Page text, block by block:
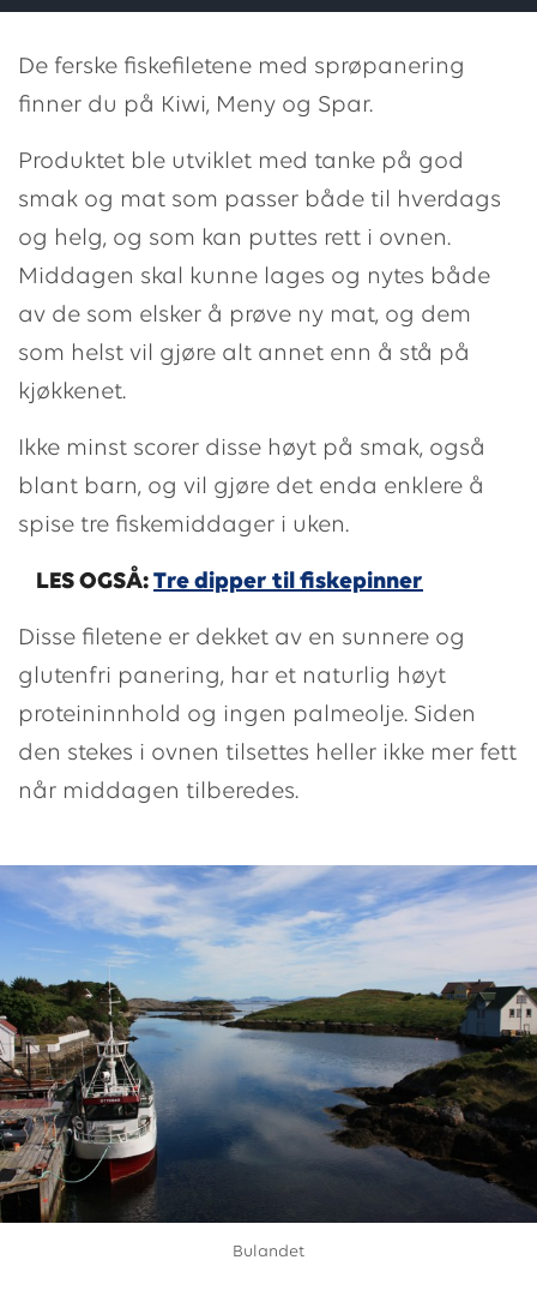
De ferske fiskefiletene med sprøpanering
finner du på Kiwi, Meny og Spar.
Produktet ble utviklet med tanke på god
smak og mat som passer både til hverdags
og helg, og som kan puttes rett i ovnen.
Middagen skal kunne lages og nytes både
av de som elsker å prøve ny mat, og dem
som helst vil gjøre alt annet enn å stå på
kjøkkenet.
Ikke minst scorer disse høyt på smak, også
blant barn, og vil gjøre det enda enklere å
spise tre fiskemiddager i uken.
LES OGSÅ: Tre dipper til fiskepinner
Disse filetene er dekket av en sunnere og
glutenfri panering, har et naturlig høyt
proteininnhold og ingen palmeolje. Siden
den stekes i ovnen tilsettes heller ikke mer fett
når middagen tilberedes.
Bulandet